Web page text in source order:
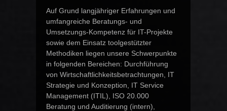
Auf Grund langjähriger Erfahrungen und
umfangreiche Beratungs- und
Umsetzungs-Kompetenz für IT-Projekte
sowie dem Einsatz toolgestützter
Methodiken liegen unsere Schwerpunkte
in folgenden Bereichen: Durchführung
von Wirtschaftlichkeitsbetrachtungen, IT
Strategie und Konzeption, IT Service
Management (ITIL), ISO 20.000
Beratung und Auditierung (intern),